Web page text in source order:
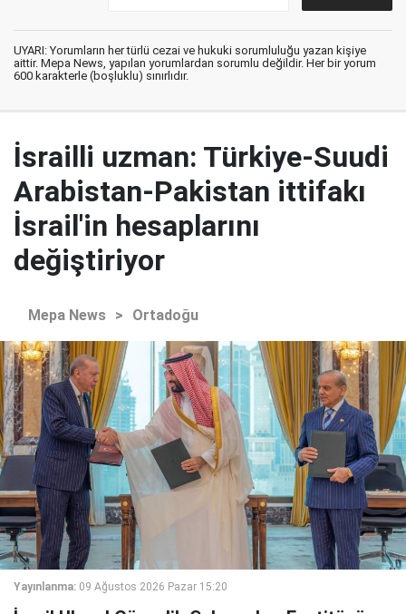
UYARI: Yorumların her türlü cezai ve hukuki sorumluluğu yazan kişiye
aittir. Mepa News, yapılan yorumlardan sorumlu değildir. Her bir yorum
600 karakterle (boşluklu) sınırlıdır.
İsrailli uzman: Türkiye-Suudi
Arabistan-Pakistan ittifakı
İsrail'in hesaplarını
değiştiriyor
Mepa News > Ortadoğu
Yayınlanma: 09 Ağustos 2026 Pazar 15:20